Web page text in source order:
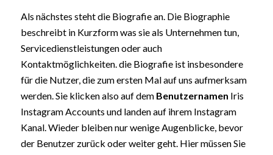
Als nächstes steht die Biografie an. Die Biographie
beschreibt in Kurzform was sie als Unternehmen tun,
Servicedienstleistungen oder auch
Kontaktmöglichkeiten. die Biografie ist insbesondere
für die Nutzer, die zum ersten Mal auf uns aufmerksam
werden. Sie klicken also auf dem Benutzernamen Iris
Instagram Accounts und landen auf ihrem Instagram
Kanal. Wieder bleiben nur wenige Augenblicke, bevor
der Benutzer zurück oder weiter geht. Hier müssen Sie